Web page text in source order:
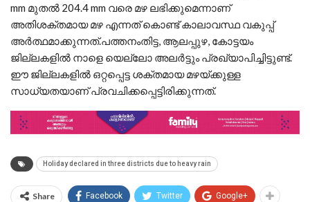
mm മുതൽ 204.4 mm വരെ മഴ ലഭിക്കുമെന്നാണ്
അതിശക്തമായ മഴ എന്നത് കൊണ്ട് കാലാവസ്ഥ വകുപ്പ്
അർത്ഥമാക്കുന്നത്.പത്തനംതിട്ട, ആലപ്പുഴ, കോട്ടയം
ജില്ലകളിൽ നാളെ യെല്ലോ അലർട്ടും പ്രഖ്യാപിച്ചിട്ടുണ്ട്.
ഈ ജില്ലകളിൽ ഒറ്റപ്പെട്ട ശക്തമായ മഴയ്ക്കുള്ള
സാധ്യതയാണ് പ്രവചിക്കപ്പെട്ടിരിക്കുന്നത്.
Holiday declared in three districts due to heavy rain
Share Facebook Twitter Google+